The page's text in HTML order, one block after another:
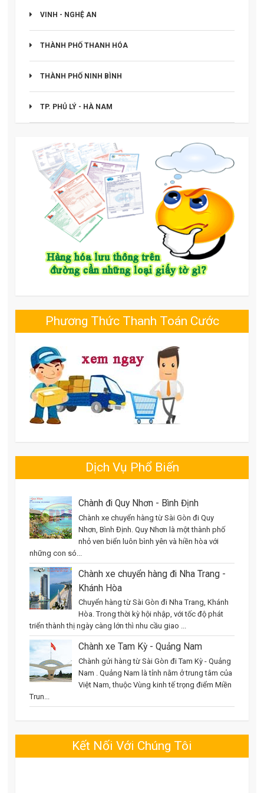
VINH - NGHỆ AN
THÀNH PHỐ THANH HÓA
THÀNH PHỐ NINH BÌNH
TP. PHỦ LÝ - HÀ NAM
Phương Thức Thanh Toán Cước
Dịch Vụ Phổ Biến
Chành đi Quy Nhơn - Bình Định
Chành xe chuyển hàng từ Sài Gòn đi Quy
Nhơn, Bình Định. Quy Nhơn là một thành phố
nhỏ ven biển luôn bình yên và hiền hòa với
những con só...
Chành xe chuyển hàng đi Nha Trang -
Khánh Hòa
Chuyển hàng từ Sài Gòn đi Nha Trang, Khánh
Hòa. Trong thời kỳ hội nhập, với tốc độ phát
triển thành thị ngày càng lớn thì nhu cầu giao ...
Chành xe Tam Kỳ - Quảng Nam
Chành gửi hàng từ Sài Gòn đi Tam Kỳ - Quảng
Nam . Quảng Nam là tỉnh nằm ở trung tâm của
Việt Nam, thuộc Vùng kinh tế trọng điểm Miền
Trun...
Kết Nối Với Chúng Tôi